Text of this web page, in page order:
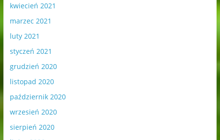
kwiecień 2021
marzec 2021
luty 2021
styczeń 2021
grudzień 2020
listopad 2020
październik 2020
wrzesień 2020
sierpień 2020